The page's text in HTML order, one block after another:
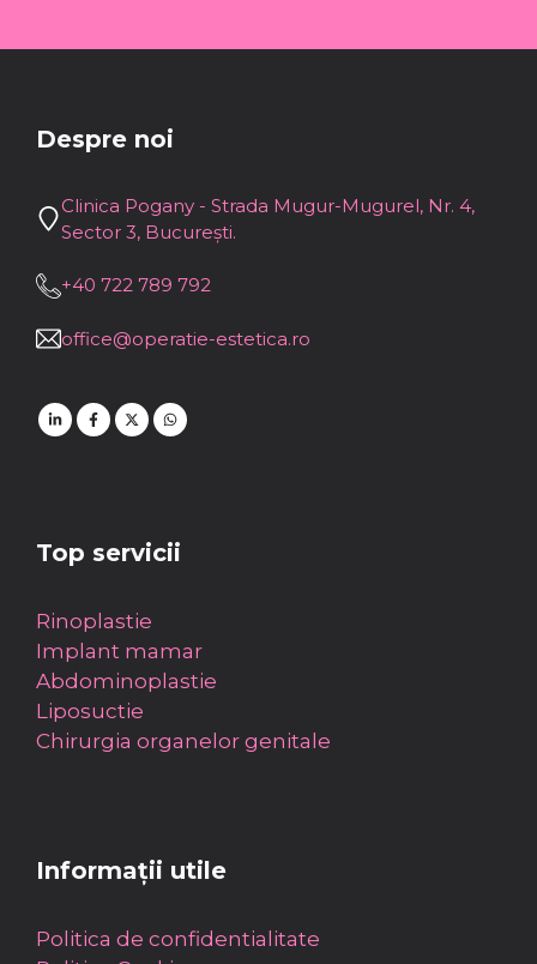
Despre noi
Clinica Pogany - Strada Mugur-Mugurel, Nr. 4,
Sector 3, București.
+40 722 789 792
office@operatie-estetica.ro
Top servicii
Rinoplastie
Implant mamar
Abdominoplastie
Liposuctie
Chirurgia organelor genitale
Informații utile
Politica de confidentialitate